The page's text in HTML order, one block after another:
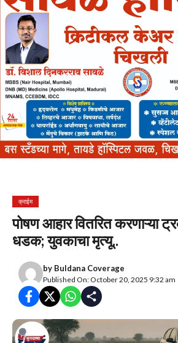
क्राईम
पोषण आहार वितरित करणाऱ्या
धडक; युवकाचा मृत्यू..
by Buldana Coverage
Published On: October 20, 2025 9:32 am